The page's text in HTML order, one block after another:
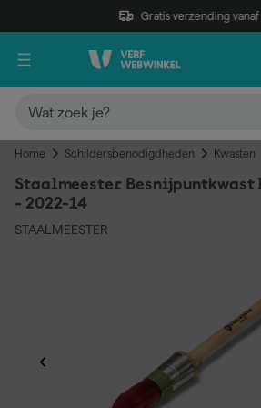
Gratis verzending
Home Schildersbenodigdheden Kwasten
Staalmeester Besnijpuntkwast
- 2022-14
STAALMEESTER